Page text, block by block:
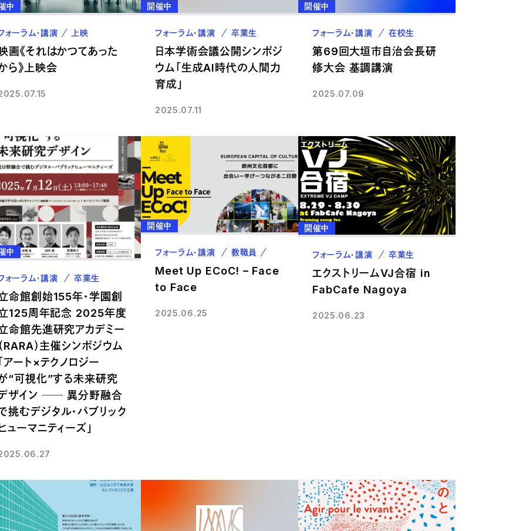
中
ォーラム・講演 上映
画《それはかつてあった
ら》上映会
開催中
フォーラム・講演 卒業生
日本学術会議公開シンポジ
ウム「生成AI時代の人間力
育成」
2025.07.11
開催中
フォーラム・講演 在校生
第69回大垣市自治会長研
修大会 基調講演
2025.07.09
中
ォーラム・講演 卒業生
命館創始155年・学園創
125周年記念 2025年度
命館先進研究アカデミー
RARA）主催シンポジウム
アート×テクノロジー
“可視化”する未来研究
ザイン ── 異分野融合
挑むデジタル・パブリック
ューマニティーズ」
開催中
フォーラム・講演 教職員
Meet Up ECoC! – Face
to Face
2025.06.25
開催中
フォーラム・講演 卒業生
エクストリームVJ合宿 in
FabCafe Nagoya
2025.06.23